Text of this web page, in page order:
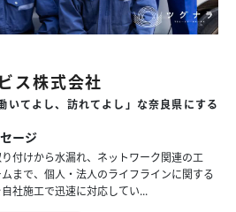
ス株式会社
いてよし、訪れてよし」な奈良県にする
ージ
付けから水漏れ、ネットワーク関連の工
まで、個人・法人のライフラインに関する
社施工で迅速に対応してい...